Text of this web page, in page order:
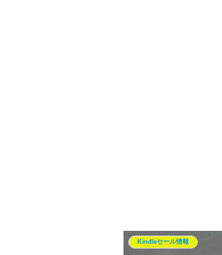
Kindleセール情報